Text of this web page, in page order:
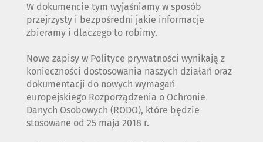
W dokumencie tym wyjaśniamy w sposób
przejrzysty i bezpośredni jakie informacje
zbieramy i dlaczego to robimy.
Nowe zapisy w Polityce prywatności wynikają z
konieczności dostosowania naszych działań oraz
dokumentacji do nowych wymagań
europejskiego Rozporządzenia o Ochronie
Danych Osobowych (RODO), które będzie
stosowane od 25 maja 2018 r.